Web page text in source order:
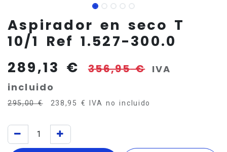
Aspirador en seco T
10/1 Ref 1.527-300.0
289,13 € 356,95€ IVA
incluido
295,00€ 238,95 € IVA no incluido